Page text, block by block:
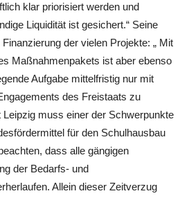
klar priorisiert werden und
Liquidität ist gesichert.“ Seine
der vielen Projekte: „ Mit
Maßnahmenpakets ist aber ebenso
Aufgabe mittelfristig nur mit
des Freistaats zu
Leipzig muss einer der Schwerpunkte
für den Schulhausbau
dass alle gängigen
der Bedarfs- und
Allein dieser Zeitverzug